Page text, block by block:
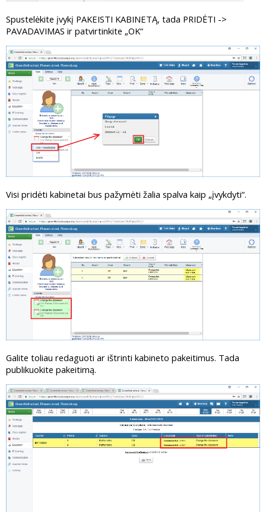
Spustelėkite įvykį PAKEISTI KABINETĄ, tada PRIDĖTI ->
PAVADAVIMAS ir patvirtinkite „OK“
Visi pridėti kabinetai bus pažymėti žalia spalva kaip „įvykdyti“.
Galite toliau redaguoti ar ištrinti kabineto pakeitimus. Tada
publikuokite pakeitimą.